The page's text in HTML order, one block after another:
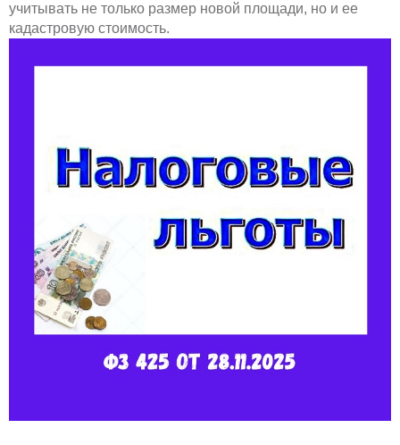
учитывать не только размер новой площади, но и ее
кадастровую стоимость.